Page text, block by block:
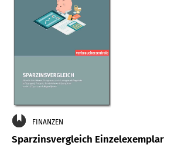
FINANZEN
Sparzinsvergleich Einzelexemplar